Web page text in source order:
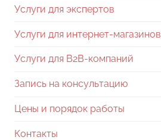
Услуги для экспертов
Услуги для интернет-магазинов
Услуги для В2В-компаний
Запись на консультацию
Цены и порядок работы
Контакты